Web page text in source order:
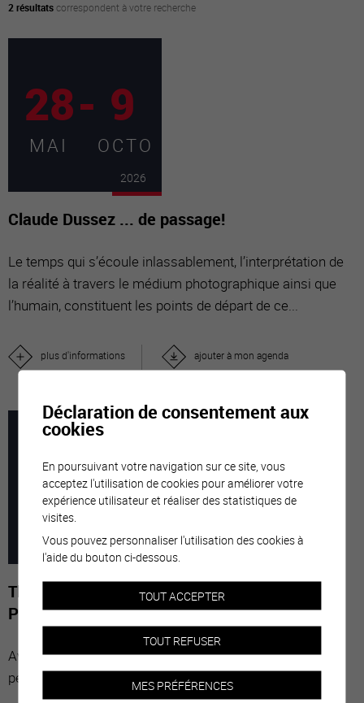
2 résultatscorrespondent à votre recherche
28- 9
MAI OCTO
2026
Claude Dussez ... de passage!
Le temps qui s’écoule inlassablement, l’interprétation de
la réalité à travers le médium photographique ainsi que
l’humain, constituent les points de départ de ce...
plus d'informations ajouter à mon agenda
7 -29
MARS
2026
The Stars' Share - Photographies de Gérard-
Philippe Mabillard
Avec “The Stars’ Share”, le vin valaisan réunit des
personnalités du monde entier.
Déclaration de consentement aux
cookies
En poursuivant votre navigation sur ce site, vous
acceptez l'utilisation de cookies pour améliorer votre
expérience utilisateur et réaliser des statistiques de
visites.
Vous pouvez personnaliser l'utilisation des cookies à
l'aide du bouton ci-dessous.
TOUT ACCEPTER
TOUT REFUSER
MES PRÉFÉRENCES